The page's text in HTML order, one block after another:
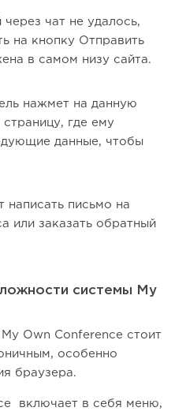
через чат не удалось,
на кнопку Отправить
в самом низу сайта.
нажмет на данную
где ему
данные, чтобы
написать письмо на
или заказать обратный
системы My
Own Conference стоит
особенно
браузера.
включает в себя меню,